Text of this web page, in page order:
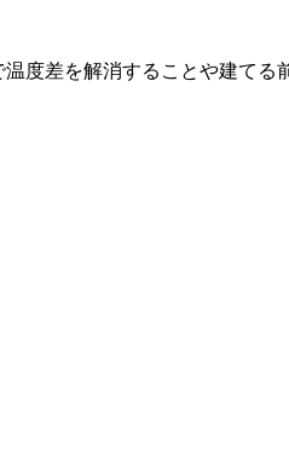
度差を解消することや建てる